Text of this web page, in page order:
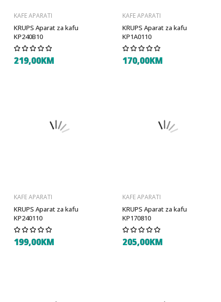
KAFE APARATI
KRUPS Aparat za kafu
KP240B10
219,00KM
KAFE APARATI
KRUPS Aparat za kafu
KP1A0110
170,00KM
KAFE APARATI
KRUPS Aparat za kafu
KP240110
199,00KM
KAFE APARATI
KRUPS Aparat za kafu
KP170810
205,00KM